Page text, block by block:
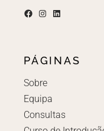
PÁGINAS
Sobre
Equipa
Consultas